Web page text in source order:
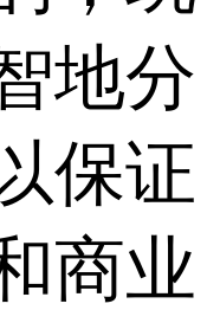
地分
保证
商业